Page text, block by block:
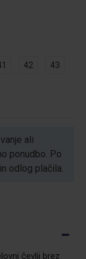
42 43
ali
ponudbo. Po
odlog plačila.
čevlji brez